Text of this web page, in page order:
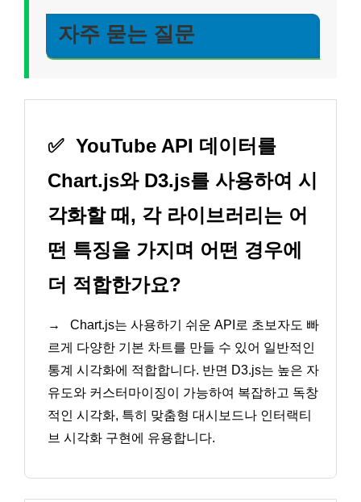
자주 묻는 질문
✅ YouTube API 데이터를
Chart.js와 D3.js를 사용하여 시
각화할 때, 각 라이브러리는 어
떤 특징을 가지며 어떤 경우에
더 적합한가요?
→
Chart.js는 사용하기 쉬운 API로 초보자도 빠
르게 다양한 기본 차트를 만들 수 있어 일반적인
통계 시각화에 적합합니다. 반면 D3.js는 높은 자
유도와 커스터마이징이 가능하여 복잡하고 독창
적인 시각화, 특히 맞춤형 대시보드나 인터랙티
브 시각화 구현에 유용합니다.